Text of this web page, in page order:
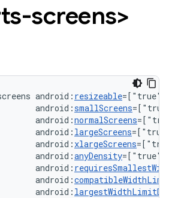
screens>
android: resizeable=["true"|
android:smallScreens
android:normalScreens
android: largeScreens
android: xlargeScreens
android:anyDensity=["true"
android:
android:
android: largestWidthLimitDp